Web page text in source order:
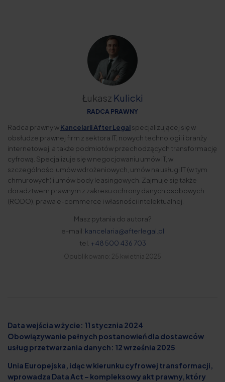
Łukasz Kulicki
RADCA PRAWNY
Radca prawny wKancelarii After Legalspecjalizującej się w
obsłudze prawnej firm z sektora IT, nowych technologii i branży
internetowej, a także podmiotów przechodzących transformację
cyfrową. Specjalizuje się w negocjowaniu umów IT, w
szczególności umów wdrożeniowych, umów na usługi IT (w tym
chmurowych) i umów body leasingowych. Zajmuje się także
doradztwem prawnym z zakresu ochrony danych osobowych
(RODO), prawa e-commerce i własności intelektualnej.
Masz pytania do autora?
e-mail: kancelaria@afterlegal.pl
tel. +48 500 436 703
Opublikowano: 25 kwietnia 2025
Data wejścia w życie: 11 stycznia 2024
Obowiązywanie pełnych postanowień dla dostawców
usług przetwarzania danych: 12 września 2025
Unia Europejska, idąc w kierunku cyfrowej transformacji,
wprowadza Data Act – kompleksowy akt prawny, który